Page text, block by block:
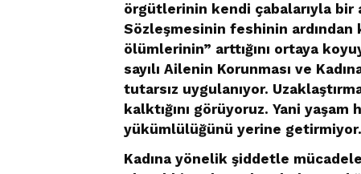
örgütlerinin kendi çabalarıyla
Sözleşmesinin feshinin ardından
ölümlerinin” arttığını ortaya
sayılı Ailenin Korunması ve
tutarsız uygulanıyor.
kalktığını görüyoruz. Yani
yükümlülüğünü yerine getirmiyor.
Kadına yönelik şiddetle